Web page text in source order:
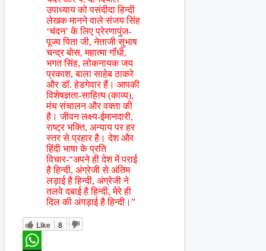
उपाध्याय को पसंदीदा हिन्दी
लेखक मानने वाले संजय सिंह
‘चंदन’ के लिए प्रेरणापुंज-
पूज्य पिता जी, नेताजी सुभाष
चन्द्र बोस, महात्मा गॉंधी,
भगत सिंह, लोकनायक जय
प्रकाश, बाला साहेब ठाकरे
और डॉ. हेडगेवार हैं। आपकी
विशेषज्ञता-साहित्य (काव्य),
मंच संचालन और वक्ता की
है। जीवन लक्ष्य-ईमानदारी,
राष्ट्र भक्ति, अन्याय पर हर
स्तर से प्रहार है। देश और
हिंदी भाषा के प्रति
विचार-“अपने ही देश में पराई
है हिन्दी, अंग्रेजी से अंतिम
लड़ाई है हिन्दी, अंग्रेजी ने
तलवे दबाई है हिन्दी, मेरे ही
दिल की अंगड़ाई है हिन्दी।”
Like 8